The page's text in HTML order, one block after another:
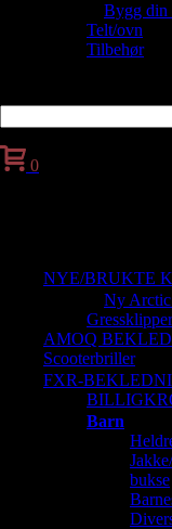
Bygg din
Telt/ovn
Tilbehør
0
NYE/BRUKTE
Ny Arctic
Gressklipper
AMOQ
Scooterbriller
FXR-
Barn
bukse